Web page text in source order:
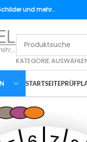
und mehr..
KATEGORIE
STARTSEITE